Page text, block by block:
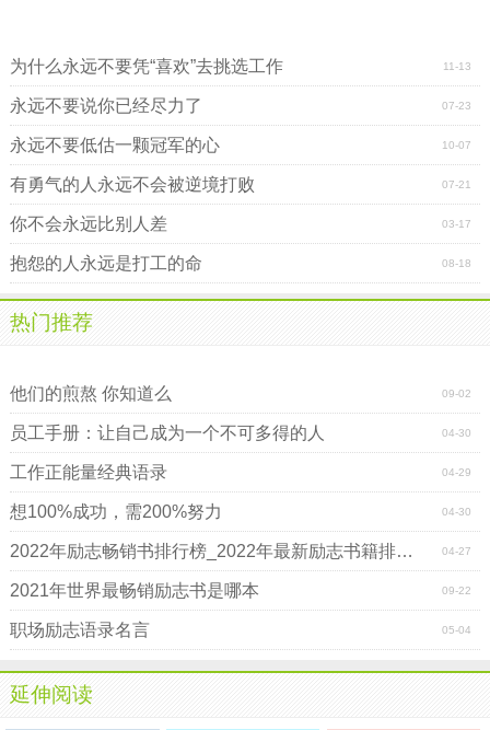
11-13
为什么永远不要凭“喜欢”去挑选工作
07-23
永远不要说你已经尽力了
10-07
永远不要低估一颗冠军的心
07-21
有勇气的人永远不会被逆境打败
03-17
你不会永远比别人差
08-18
抱怨的人永远是打工的命
热门推荐
09-02
他们的煎熬 你知道么
04-30
员工手册：让自己成为一个不可多得的人
04-29
工作正能量经典语录
04-30
想100%成功，需200%努力
04-27
2022年励志畅销书排行榜_2022年最新励志书籍排行榜前十
09-22
2021年世界最畅销励志书是哪本
05-04
职场励志语录名言
延伸阅读